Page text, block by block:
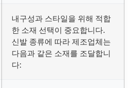
내구성과 스타일을 위해 적합
한 소재 선택이 중요합니다.
신발 종류에 따라 제조업체는
다음과 같은 소재를 조달합니
다: